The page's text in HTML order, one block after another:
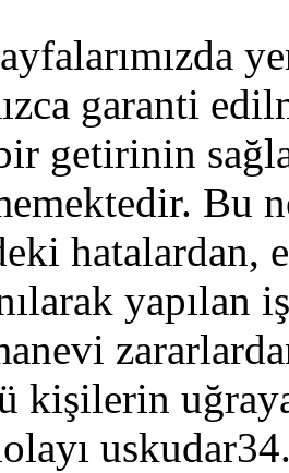
garanti
getirinin
Bu
hatalardan,
yapılan
kişilerin